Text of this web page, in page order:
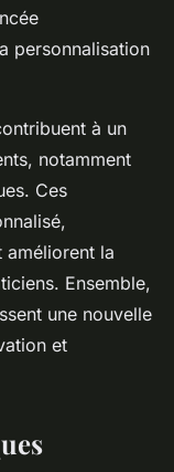
personnalisation
à un
notamment
Ces
améliorent la
Ensemble,
une nouvelle
et